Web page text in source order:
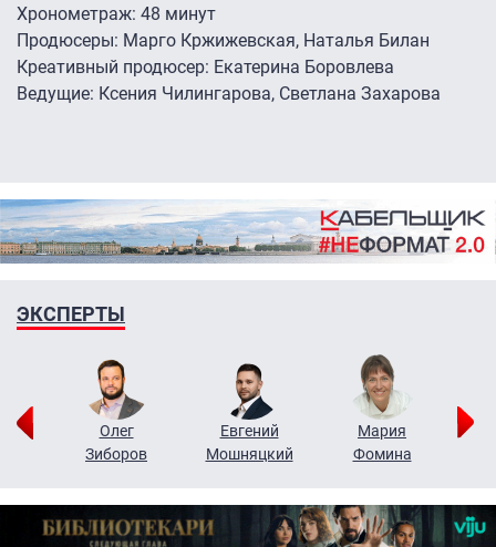
Хронометраж: 48 минут
Продюсеры: Марго Кржижевская, Наталья Билан
Креативный продюсер: Екатерина Боровлева
Ведущие: Ксения Чилингарова, Светлана Захарова
ЭКСПЕРТЫ
Олег
Зиборов
Евгений
Мошняцкий
Мария
Фомина